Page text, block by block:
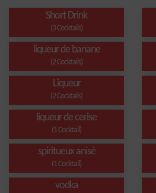
Short Drink
(3 Cocktails)
liqueur de banane
(2 Cocktails)
Liqueur
(2 Cocktails)
liqueur de cerise
(1 Cocktail)
spiritueux anisé
(1 Cocktail)
vodka